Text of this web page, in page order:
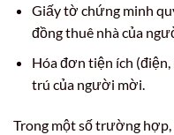
Giấy tờ chứng minh
đồng thuê nhà của
Hóa đơn tiện ích (điện,
trú của người mời.
Trong một số trường